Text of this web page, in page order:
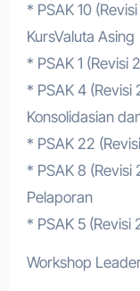
* PSAK 10
KursValuta Asing
* PSAK 1 (Revisi
* PSAK 4
Konsolidasian
* PSAK 22
* PSAK 8 (Revisi
Pelaporan
* PSAK 5 (Revisi
Workshop